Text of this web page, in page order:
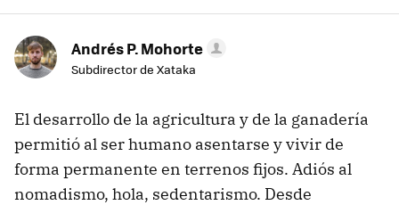
Andrés P. Mohorte
Subdirector de Xataka
El desarrollo de la agricultura y de la ganadería
permitió al ser humano asentarse y vivir de
forma permanente en terrenos fijos. Adiós al
nomadismo, hola, sedentarismo. Desde